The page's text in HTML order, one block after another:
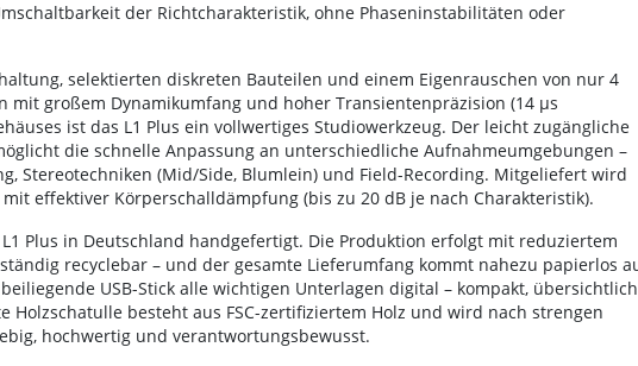
der Richtcharakteristik, ohne Phaseninstabilitäten oder
selektierten diskreten Bauteilen und einem Eigenrauschen von nur 4
mit großem Dynamikumfang und hoher Transientenpräzision (14 µs
ist das L1 Plus ein vollwertiges Studiowerkzeug. Der leicht zugängliche
die schnelle Anpassung an unterschiedliche Aufnahmeumgebungen –
Stereotechniken (Mid/Side, Blumlein) und Field-Recording. Mitgeliefert wird
effektiver Körperschalldämpfung (bis zu 20 dB je nach Charakteristik).
Plus in Deutschland handgefertigt. Die Produktion erfolgt mit reduziertem
recyclebar – und der gesamte Lieferumfang kommt nahezu papierlos
USB-Stick alle wichtigen Unterlagen digital – kompakt, übersichtlich
besteht aus FSC-zertifiziertem Holz und wird nach strengen
hochwertig und verantwortungsbewusst.